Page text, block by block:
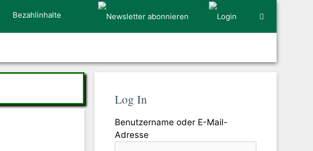
Bezahlinhalte
Log In
Benutzername oder E-Mail-
Adresse